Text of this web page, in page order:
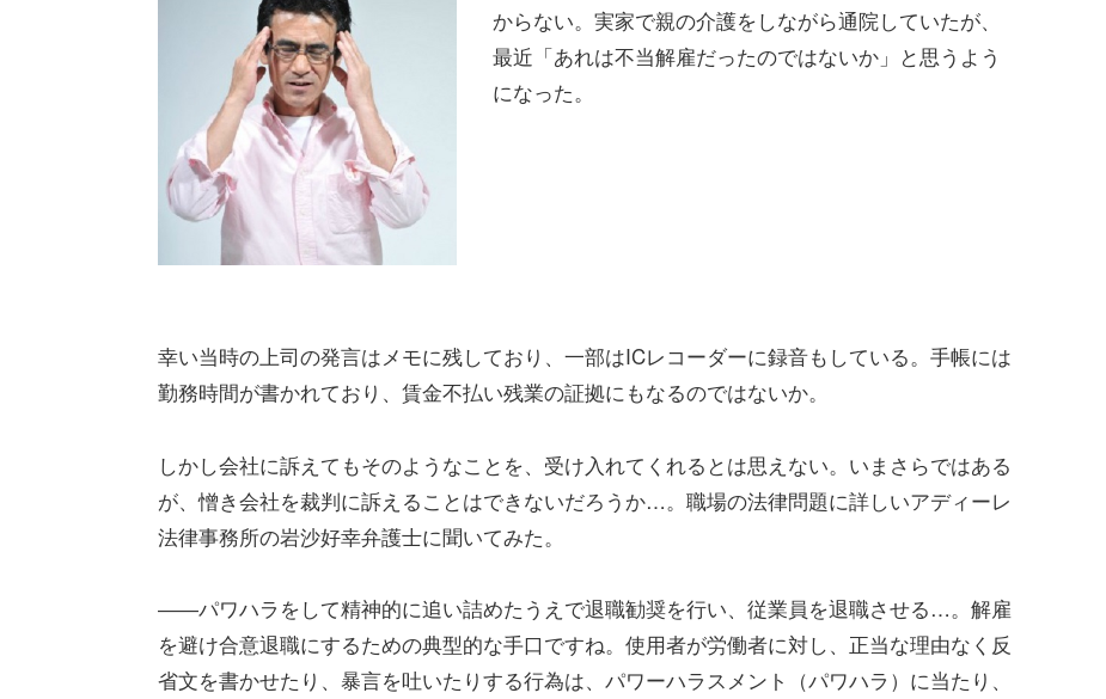
からない。実家で親の介護をしながら通院していたが、
最近「あれは不当解雇だったのではないか」と思うよう
になった。
幸い当時の上司の発言はメモに残しており、一部はICレコーダーに録音もしている。手帳には
勤務時間が書かれており、賃金不払い残業の証拠にもなるのではないか。
しかし会社に訴えてもそのようなことを、受け入れてくれるとは思えない。いまさらではある
が、憎き会社を裁判に訴えることはできないだろうか…。職場の法律問題に詳しいアディーレ
法律事務所の岩沙好幸弁護士に聞いてみた。
――パワハラをして精神的に追い詰めたうえで退職勧奨を行い、従業員を退職させる…。解雇
を避け合意退職にするための典型的な手口ですね。使用者が労働者に対し、正当な理由なく反
省文を書かせたり、暴言を吐いたりする行為は、パワーハラスメント（パワハラ）に当たり、